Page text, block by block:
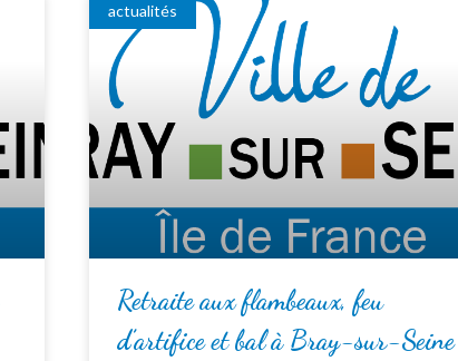
actualités
Retraite aux flambeaux, feu
d’artifice et bal à Bray-sur-Seine